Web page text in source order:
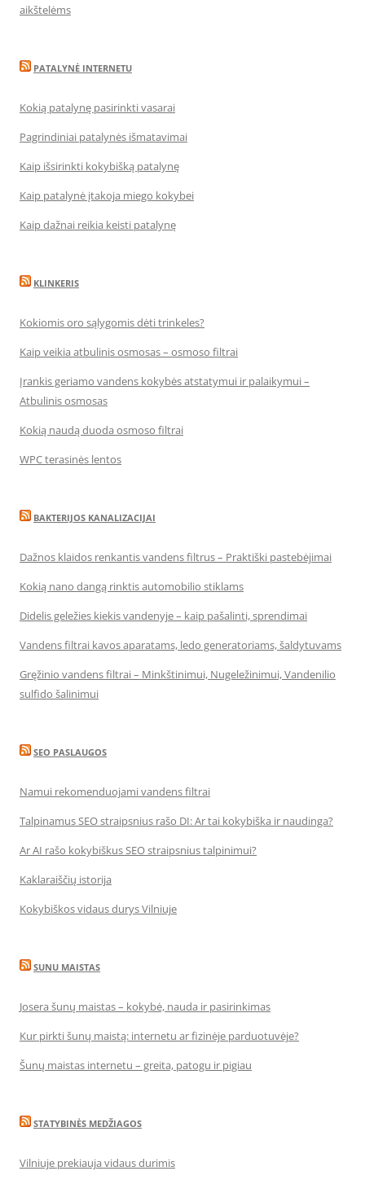
aikštelėms
PATALYNĖ INTERNETU
Kokią patalynę pasirinkti vasarai
Pagrindiniai patalynės išmatavimai
Kaip išsirinkti kokybišką patalynę
Kaip patalynė įtakoja miego kokybei
Kaip dažnai reikia keisti patalynę
KLINKERIS
Kokiomis oro sąlygomis dėti trinkeles?
Kaip veikia atbulinis osmosas – osmoso filtrai
Įrankis geriamo vandens kokybės atstatymui ir palaikymui –
Atbulinis osmosas
Kokią naudą duoda osmoso filtrai
WPC terasinės lentos
BAKTERIJOS KANALIZACIJAI
Dažnos klaidos renkantis vandens filtrus – Praktiški pastebėjimai
Kokią nano dangą rinktis automobilio stiklams
Didelis geležies kiekis vandenyje – kaip pašalinti, sprendimai
Vandens filtrai kavos aparatams, ledo generatoriams, šaldytuvams
Gręžinio vandens filtrai – Minkštinimui, Nugeležinimui, Vandenilio
sulfido šalinimui
SEO PASLAUGOS
Namui rekomenduojami vandens filtrai
Talpinamus SEO straipsnius rašo DI: Ar tai kokybiška ir naudinga?
Ar AI rašo kokybiškus SEO straipsnius talpinimui?
Kaklaraiščių istorija
Kokybiškos vidaus durys Vilniuje
SUNU MAISTAS
Josera šunų maistas – kokybė, nauda ir pasirinkimas
Kur pirkti šunų maistą: internetu ar fizinėje parduotuvėje?
Šunų maistas internetu – greita, patogu ir pigiau
STATYBINĖS MEDŽIAGOS
Vilniuje prekiauja vidaus durimis